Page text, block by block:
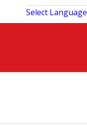
Select Language